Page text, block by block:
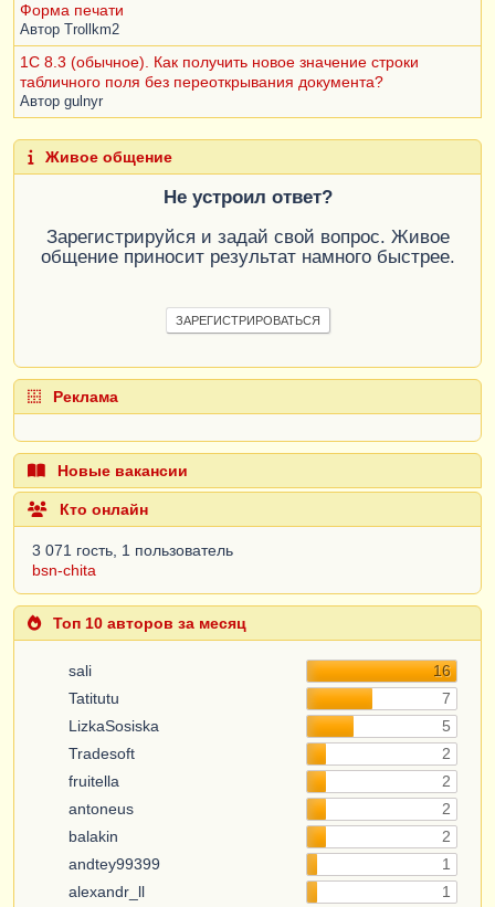
Форма печати
Автор Trollkm2
1С 8.3 (обычное). Как получить новое значение строки
табличного поля без переоткрывания документа?
Автор gulnyr
Живое общение
Не устроил ответ?
Зарегистрируйся и задай свой вопрос. Живое
общение приносит результат намного быстрее.
ЗАРЕГИСТРИРОВАТЬСЯ
Реклама
Новые вакансии
Кто онлайн
3 071 гость, 1 пользователь
bsn-chita
Топ 10 авторов за месяц
sali
16
Tatitutu
7
LizkaSosiska
5
Tradesoft
2
fruitella
2
antoneus
2
balakin
2
andtey99399
1
alexandr_ll
1